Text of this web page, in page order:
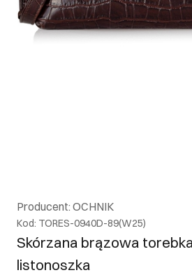
Producent: OCHNIK
Kod: TORES-0940D-89(W25)
Skórzana brązowa
listonoszka